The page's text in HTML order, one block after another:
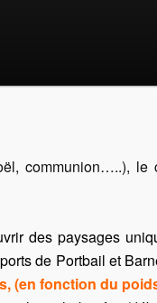
communion…..), le
des paysages
de Portbail et
(en fonction du